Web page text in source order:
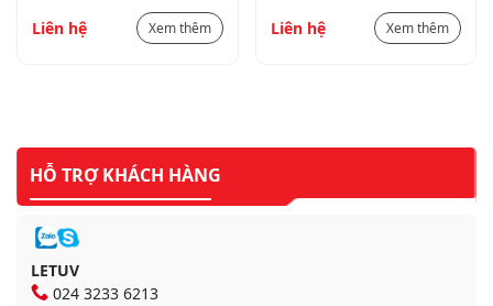
Liên hệ Xem thêm Liên hệ Xem thêm
HỖ TRỢ KHÁCH HÀNG
LETUV
024 3233 6213